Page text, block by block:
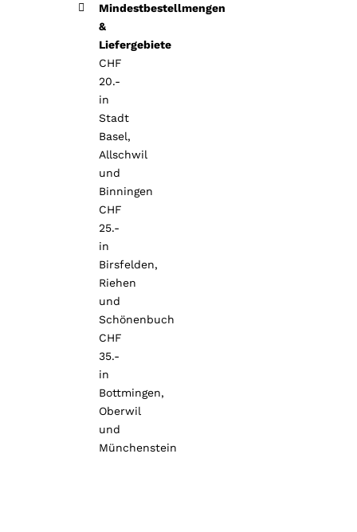
Mindestbestellmengen
&
Liefergebiete
CHF
20.-
in
Stadt
Basel,
Allschwil
und
Binningen
CHF
25.-
in
Birsfelden,
Riehen
und
Schönenbuch
CHF
35.-
in
Bottmingen,
Oberwil
und
Münchenstein